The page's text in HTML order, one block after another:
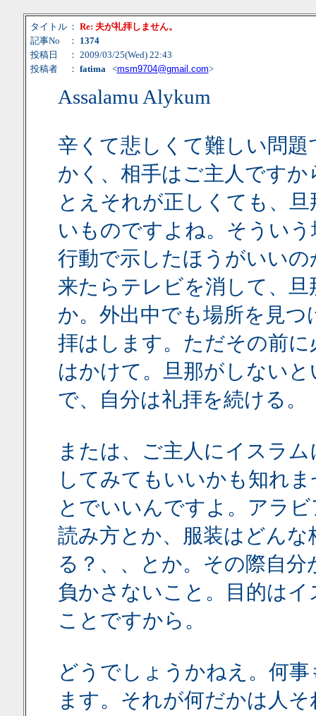
タイトル ： Re: 夫が礼拝しません。
記事No
： 1374
投稿日
： 2009/03/25(Wed) 22:43
投稿者
： fatima<msm9704@gmail.com>
Assalamu Alykum
辛くて悲しくて難しい問
かく、相手はご主人です
とえそれが正しくても、
いものですよね。そうい
行動で示したほうがいい
来たらテレビを消して、
か。外出中でも場所を見
拝はします。ただその前
はかけて。旦那がしない
で、自分は礼拝を続ける。
または、ご主人にイスラ
してみてもいいかも知れ
とでいいんですよ。アラ
読み方とか、服装はどん
る？、、とか。その際自
負かさないこと。目的は
ことですから。
どうでしょうかねえ。何
ます。それが何だかは人